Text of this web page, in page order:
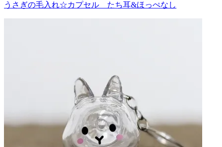
うさぎの毛入れ☆カプセル たち耳&ほっぺなし